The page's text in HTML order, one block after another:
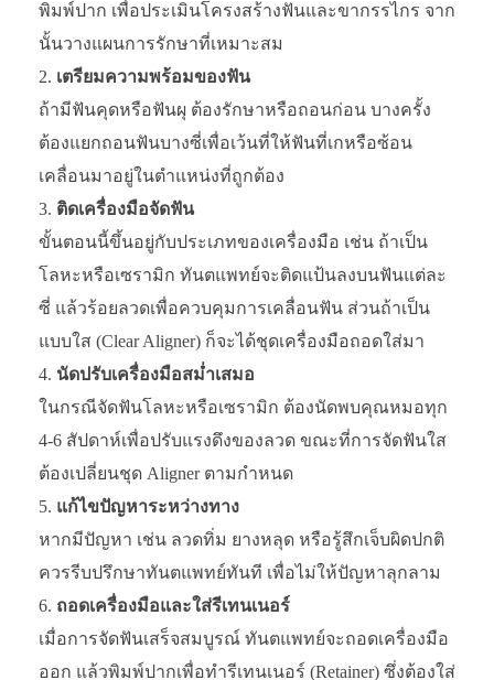
พิมพ์ปาก เพื่อประเมินโครงสร้างฟันและขากรรไกร จาก
นั้นวางแผนการรักษาที่เหมาะสม
เตรียมความพร้อมของฟัน
ถ้ามีฟันคุดหรือฟันผุ ต้องรักษาหรือถอนก่อน บางครั้ง
ต้องแยกถอนฟันบางซี่เพื่อเว้นที่ให้ฟันที่เกหรือซ้อน
เคลื่อนมาอยู่ในตำแหน่งที่ถูกต้อง
ติดเครื่องมือจัดฟัน
ขั้นตอนนี้ขึ้นอยู่กับประเภทของเครื่องมือ เช่น ถ้าเป็น
โลหะหรือเซรามิก ทันตแพทย์จะติดแป้นลงบนฟันแต่ละ
ซี่ แล้วร้อยลวดเพื่อควบคุมการเคลื่อนฟัน ส่วนถ้าเป็น
แบบใส (Clear Aligner) ก็จะได้ชุดเครื่องมือถอดใส่มา
นัดปรับเครื่องมือสม่ำเสมอ
ในกรณีจัดฟันโลหะหรือเซรามิก ต้องนัดพบคุณหมอทุก
4-6 สัปดาห์เพื่อปรับแรงดึงของลวด ขณะที่การจัดฟันใส
ต้องเปลี่ยนชุด Aligner ตามกำหนด
แก้ไขปัญหาระหว่างทาง
หากมีปัญหา เช่น ลวดทิ่ม ยางหลุด หรือรู้สึกเจ็บผิดปกติ
ควรรีบปรึกษาทันตแพทย์ทันที เพื่อไม่ให้ปัญหาลุกลาม
ถอดเครื่องมือและใส่รีเทนเนอร์
เมื่อการจัดฟันเสร็จสมบูรณ์ ทันตแพทย์จะถอดเครื่องมือ
ออก แล้วพิมพ์ปากเพื่อทำรีเทนเนอร์ (Retainer) ซึ่งต้องใส่